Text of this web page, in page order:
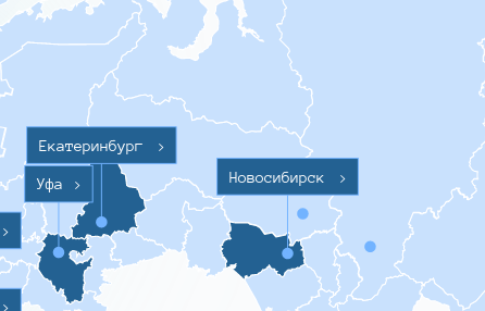
>
>
Уфа >
Екатеринбург
>
Новосибирск
>